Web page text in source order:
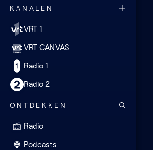
KANALEN
VRT 1
VRT CANVAS
Radio 1
Radio 2
ONTDEKKEN
Radio
Podcasts